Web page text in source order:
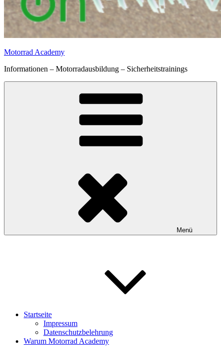
Motorrad Academy
Informationen – Motorradausbildung – Sicherheitstrainings
Menü
Startseite
Impressum
Datenschutzbelehrung
Warum Motorrad Academy